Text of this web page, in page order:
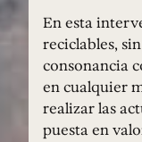
En esta
reciclables,
consonancia
en cualquier
realizar las
puesta en